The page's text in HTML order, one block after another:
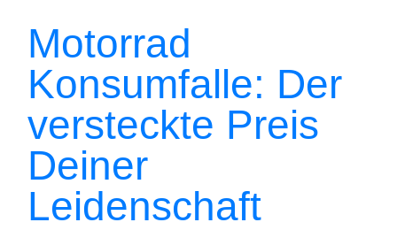
Motorrad
Konsumfalle: Der
versteckte Preis
Deiner
Leidenschaft